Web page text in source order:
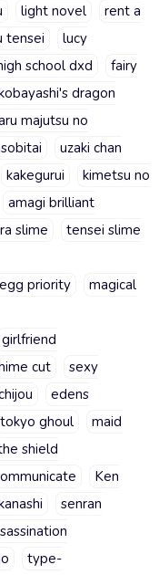
light novel
rent a
tensei
lucy
school dxd
fairy
dragon
majutsu no
uzaki chan
kakegurui
kimetsu no
amagi brilliant
slime
tensei slime
priority
magical
girlfriend
cut
sexy
edens
tokyo ghoul
maid
shield
Ken
senran
type-